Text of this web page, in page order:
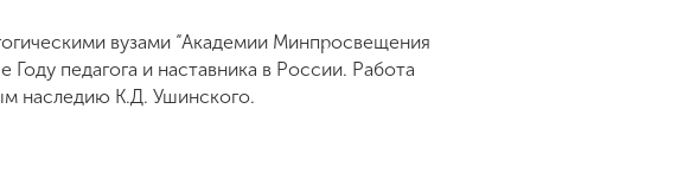
вузами “Академии Минпросвещения
педагога и наставника в России. Работа
наследию К.Д. Ушинского.